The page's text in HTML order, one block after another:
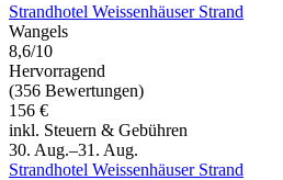
Strandhotel Weissenhäuser Strand
Wangels
8,6/10
Hervorragend
(356 Bewertungen)
156 €
inkl. Steuern & Gebühren
30. Aug.–31. Aug.
Strandhotel Weissenhäuser Strand